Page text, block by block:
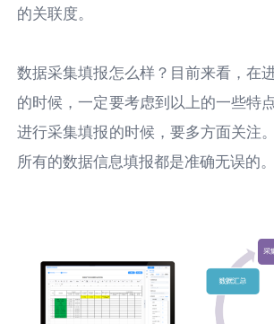
的关联度。
数据采集填报怎么样？目前来看，在
的时候，一定要考虑到以上的一些特
进行采集填报的时候，要多方面关注
所有的数据信息填报都是准确无误的。